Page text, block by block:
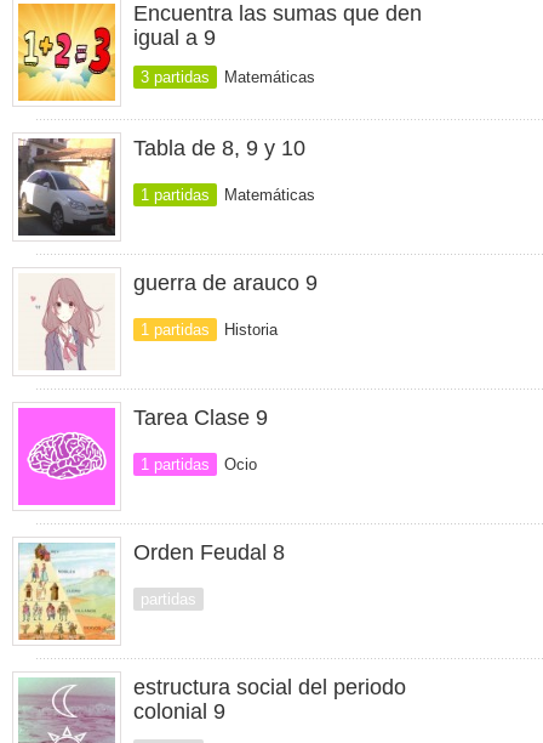
Encuentra las sumas que den
igual a 9
3 partidas Matemáticas
Tabla de 8, 9 y 10
1 partidas Matemáticas
guerra de arauco 9
1 partidas Historia
Tarea Clase 9
1 partidas Ocio
Orden Feudal 8
partidas
estructura social del periodo
colonial 9